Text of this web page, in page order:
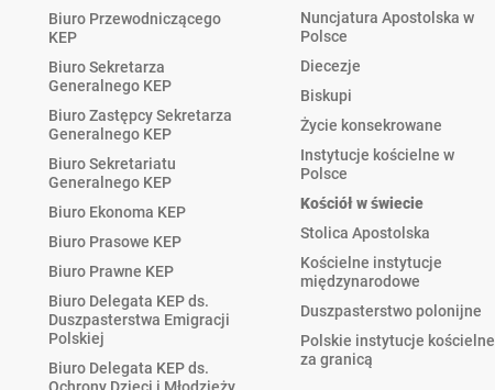
Biuro Przewodniczącego
KEP
Biuro Sekretarza
Generalnego KEP
Biuro Zastępcy Sekretarza
Generalnego KEP
Biuro Sekretariatu
Generalnego KEP
Biuro Ekonoma KEP
Biuro Prasowe KEP
Biuro Prawne KEP
Biuro Delegata KEP ds.
Duszpasterstwa Emigracji
Polskiej
Biuro Delegata KEP ds.
Nuncjatura Apostolska w
Polsce
Diecezje
Biskupi
Życie konsekrowane
Instytucje kościelne w
Polsce
Kościół w świecie
Stolica Apostolska
Kościelne instytucje
międzynarodowe
Duszpasterstwo polonijne
Polskie instytucje kościelne
za granicą